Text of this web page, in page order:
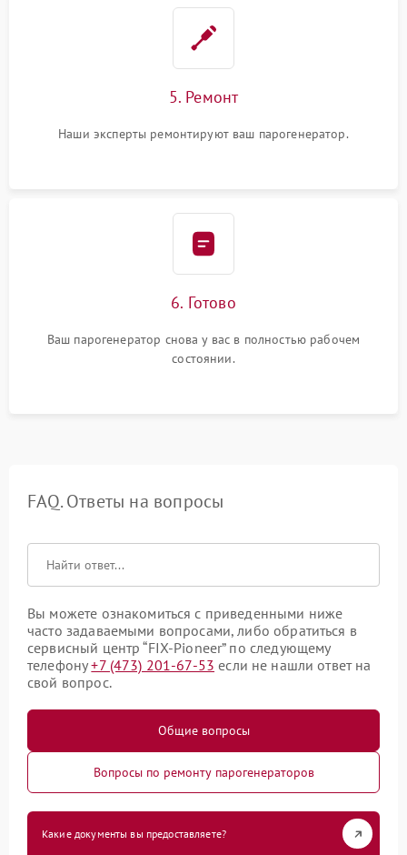
5. Ремонт
Наши эксперты ремонтируют ваш парогенератор.
6. Готово
Ваш парогенератор снова у вас в полностью рабочем
состоянии.
FAQ. Ответы на вопросы
Вы можете ознакомиться с приведенными ниже
часто задаваемыми вопросами, либо обратиться в
сервисный центр “FIX-Pioneer” по следующему
телефону+7 (473) 201-67-53 если не нашли ответ на
свой вопрос.
Общие вопросы
Вопросы по ремонту парогенераторов
Какие документы вы предоставляете?